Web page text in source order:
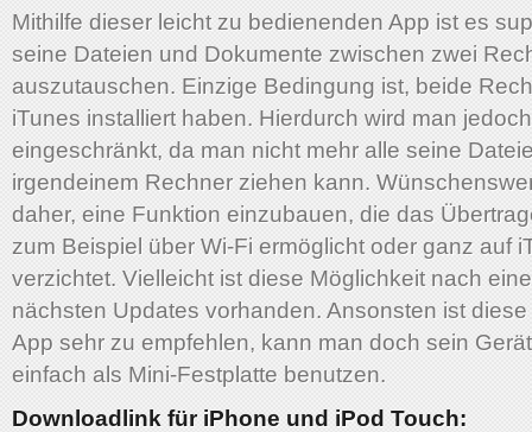
Mithilfe dieser leicht zu bedienenden App ist es
seine Dateien und Dokumente zwischen zwei
auszutauschen. Einzige Bedingung ist, beide
iTunes installiert haben. Hierdurch wird man
eingeschränkt, da man nicht mehr alle seine
irgendeinem Rechner ziehen kann.
daher, eine Funktion einzubauen, die das
zum Beispiel über Wi-Fi ermöglicht oder ganz auf
verzichtet. Vielleicht ist diese Möglichkeit nach
nächsten Updates vorhanden. Ansonsten ist
App sehr zu empfehlen, kann man doch sein
einfach als Mini-Festplatte benutzen.
Downloadlink für iPhone und iPod Touch: